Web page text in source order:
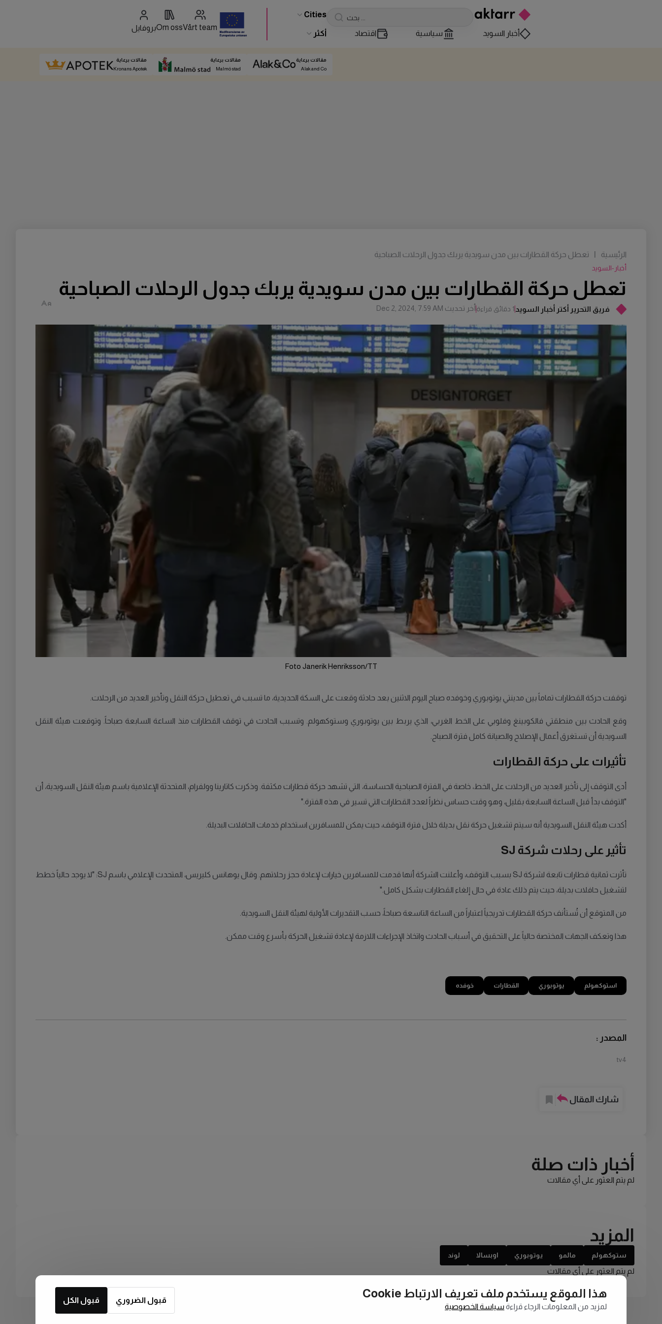
Cities
أخبار السويد سياسية اقتصاد أكثر
Vårt team
Om ossبروفايل
مقالات برعاية
Alak and Co
مقالات برعاية
Malmö stad
مقالات برعاية
Kronans Apotek
فريق التحرير أكتر أخبار السويد1 دقائق قراءة أخر تحديث Dec 2, 2024, 7:59 AM
تعطل حركة القطارات بين مدن سويدية يربك جدول الرحلات الصباحية
أخبار-السويد
الرئيسية تعطل حركة القطارات بين مدن سويدية يربك جدول الرحلات الصباحية
Foto Janerik Henriksson/TT
توقفت حركة القطارات تماماً بين مدينتي يوتوبوري وخوفده صباح اليوم الاثنين بعد حادثة وقعت على السكة الحديدية، ما تسبب في تعطيل حركة النقل وتأخير العديد من الرحلات.
وقع الحادث بين منطقتي فالكوبينغ وفلوبي على الخط الغربي، الذي يربط بين يوتوبوري وستوكهولم. وتسبب الحادث في توقف القطارات منذ الساعة السابعة صباحاً. وتوقعت هيئة النقل
السويدية أن تستغرق أعمال الإصلاح والصيانة كامل فترة الصباح.
تأثيرات على حركة القطارات
أدى التوقف إلى تأخير العديد من الرحلات على الخط، خاصة في الفترة الصباحية الحساسة، التي تشهد حركة قطارات مكثفة. وذكرت كاتارينا وولفرام، المتحدثة الإعلامية باسم هيئة النقل السويدية، أن
"التوقف بدأ قبل الساعة السابعة بقليل، وهو وقت حساس نظراً لعدد القطارات التي تسير في هذه الفترة."
أكدت هيئة النقل السويدية أنه سيتم تشغيل حركة نقل بديلة خلال فترة التوقف، حيث يمكن للمسافرين استخدام خدمات الحافلات البديلة.
تأثير على رحلات شركة SJ
تأثرت ثمانية قطارات تابعة لشركة SJ بسبب التوقف، وأعلنت الشركة أنها قدمت للمسافرين خيارات لإعادة حجز رحلاتهم. وقال يوهانس كليريس، المتحدث الإعلامي باسم SJ: "لا يوجد حالياً خطط
لتشغيل حافلات بديلة، حيث يتم ذلك عادة في حال إلغاء القطارات بشكل كامل."
من المتوقع أن تُستأنف حركة القطارات تدريجياً اعتباراً من الساعة التاسعة صباحاً، حسب التقديرات الأولية لهيئة النقل السويدية.
هذا وتعكف الجهات المختصة حالياً على التحقيق في أسباب الحادث واتخاذ الإجراءات اللازمة لإعادة تشغيل الحركة بأسرع وقت ممكن.
استوكهولم يوتوبوري القطارات خوفده
المصدر :
tv4
شارك المقال
أخبار ذات صلة
لم يتم العثور على أي مقالات
المزيد
ستوكهولم مالمو يوتوبوري اوبسالا لوند
لم يتم العثور على أي مقالات
هذا الموقع يستخدم ملف تعريف الارتباط Cookie
لمزيد من المعلومات الرجاء قراءة سياسة الخصوصية
قبول الكل قبول الضروري